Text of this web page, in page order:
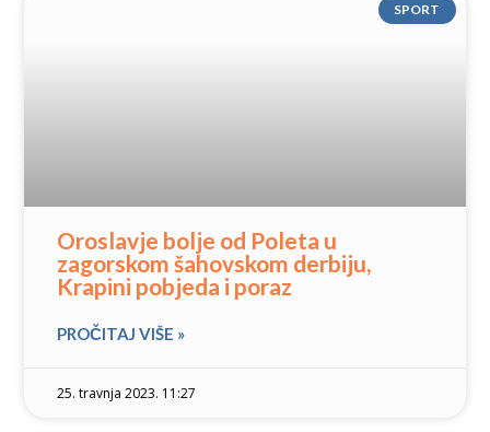
SPORT
Oroslavje bolje od Poleta u
zagorskom šahovskom derbiju,
Krapini pobjeda i poraz
PROČITAJ VIŠE »
25. travnja 2023. 11:27